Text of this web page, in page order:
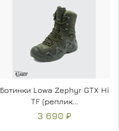
Ботинки Lowa Zephyr GTX Hi
TF (реплик...
3 690 ₽